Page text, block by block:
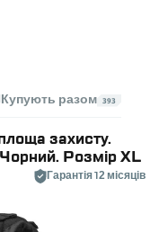
Купують разом 393
захисту.
Розмір XL
Гарантія 12 місяців